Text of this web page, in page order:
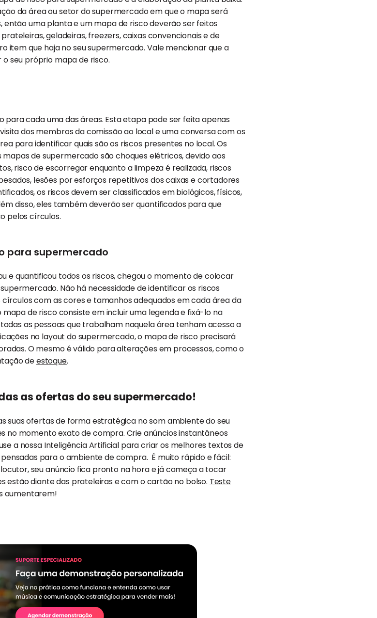
da área ou setor do supermercado em que o mapa será
então uma planta e um mapa de risco deverão ser feitos
prateleiras, geladeiras, freezers, caixas convencionais e de
item que haja no seu supermercado. Vale mencionar que a
seu próprio mapa de risco.
para cada uma das áreas. Esta etapa pode ser feita apenas
dos membros da comissão ao local e uma conversa com os
para identificar quais são os riscos presentes no local. Os
de supermercado são choques elétricos, devido aos
risco de escorregar enquanto a limpeza é realizada, riscos
lesões por esforços repetitivos dos caixas e cortadores
os riscos devem ser classificados em biológicos, físicos,
disso, eles também deverão ser quantificados para que
pelos círculos.
para supermercado
e quantificou todos os riscos, chegou o momento de colocar
Não há necessidade de identificar os riscos
com as cores e tamanhos adequados em cada área da
de risco consiste em incluir uma legenda e fixá-lo na
as pessoas que trabalham naquela área tenham acesso a
no layout do supermercado, o mapa de risco precisará
O mesmo é válido para alterações em processos, como o
deestoque.
as ofertas do seu supermercado!
suas ofertas de forma estratégica no som ambiente do seu
no momento exato de compra. Crie anúncios instantâneos
a nossa Inteligência Artificial para criar os melhores textos de
para o ambiente de compra. É muito rápido e fácil:
seu anúncio fica pronto na hora e já começa a tocar
estão diante das prateleiras e com o cartão no bolso. Teste
aumentarem!